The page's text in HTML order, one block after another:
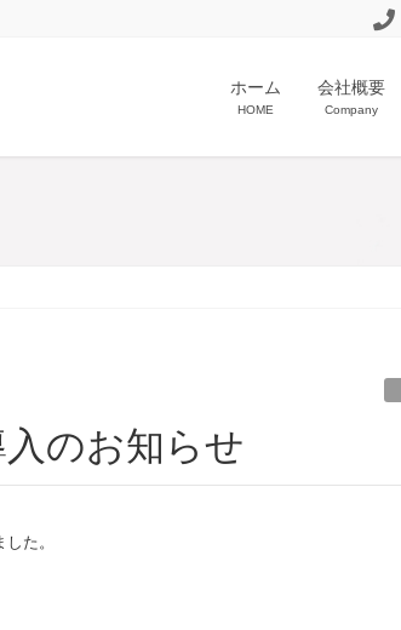
ホーム
HOME
会社概要
Company
入のお知らせ
た。
ります。